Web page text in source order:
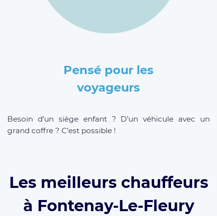
Pensé pour les
voyageurs
Besoin d’un siège enfant ? D’un véhicule avec un
grand coffre ? C’est possible !
Les meilleurs chauffeurs
à Fontenay-Le-Fleury